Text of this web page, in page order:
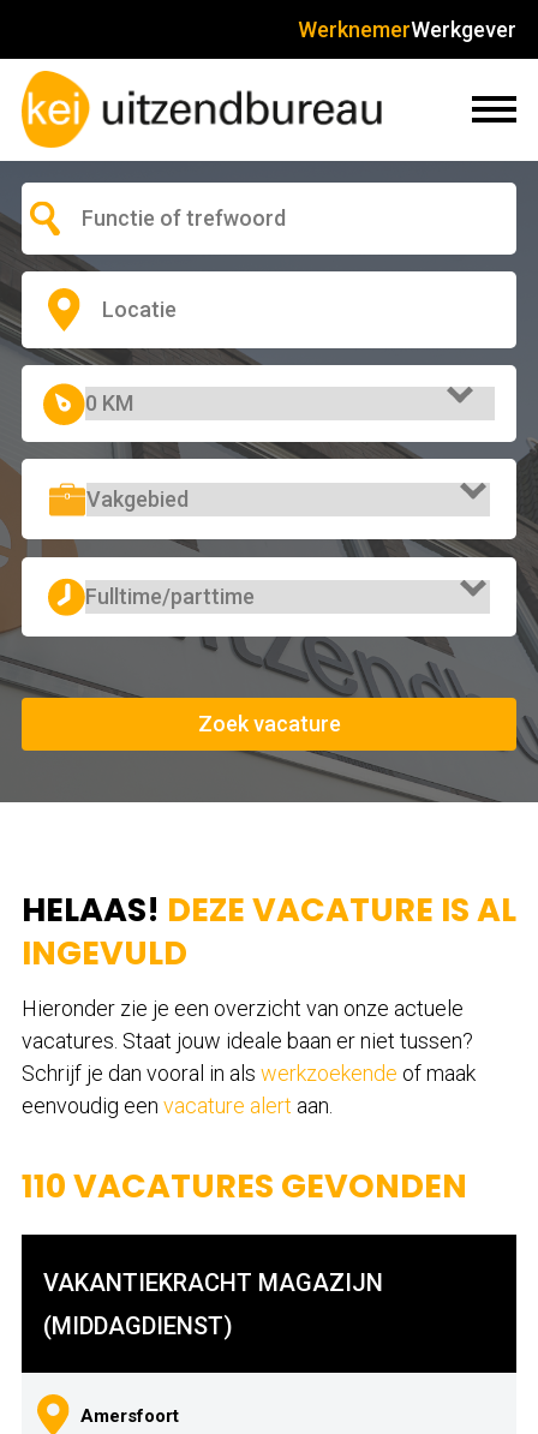
WerknemerWerkgever
Zoek vacature
HELAAS! DEZE VACATURE IS AL
INGEVULD
Hieronder zie je een overzicht van onze actuele
vacatures. Staat jouw ideale baan er niet tussen?
Schrijf je dan vooral in als werkzoekende of maak
eenvoudig een vacature alert aan.
110 VACATURES GEVONDEN
VAKANTIEKRACHT MAGAZIJN
(MIDDAGDIENST)
Amersfoort